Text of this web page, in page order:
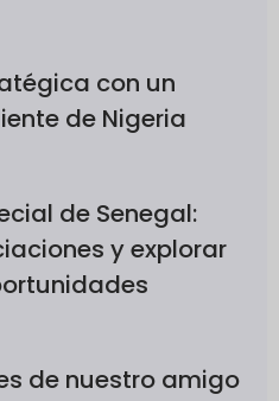
con un
de Nigeria
de Senegal:
y explorar
de nuestro amigo